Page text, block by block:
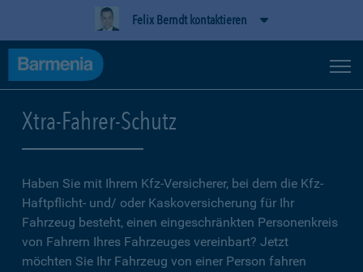
Felix Berndt kontaktieren
Xtra-Fahrer-Schutz
Haben Sie mit Ihrem Kfz-Versicherer, bei dem die Kfz-
Haftpflicht- und/ oder Kaskoversicherung für Ihr
Fahrzeug besteht, einen eingeschränkten Personenkreis
von Fahrern Ihres Fahrzeuges vereinbart? Jetzt
möchten Sie Ihr Fahrzeug von einer Person fahren